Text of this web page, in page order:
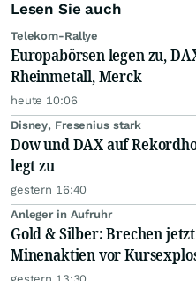
Lesen Sie auch
Telekom-Rallye
Europabörsen legen zu,
Rheinmetall, Merck
heute 10:06
Disney, Fresenius stark
Dow und DAX auf
legt zu
gestern 16:40
Anleger in Aufruhr
Gold & Silber: Brechen
Minenaktien vor